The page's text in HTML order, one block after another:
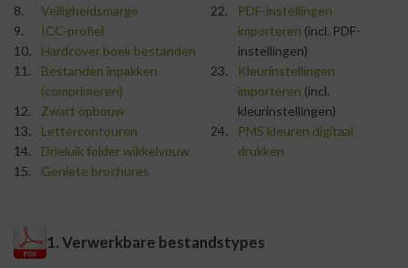
Veiligheidsmarge
ICC-profiel
Hardcover boek bestanden
Bestanden inpakken
(comprimeren)
Zwart opbouw
Lettercontouren
Drieluik folder wikkelvouw
Geniete brochures
PDF-instellingen
importeren (incl. PDF-
instellingen)
Kleurinstellingen
importeren (incl.
kleurinstellingen)
PMS kleuren digitaal
drukken
1. Verwerkbare bestandstypes